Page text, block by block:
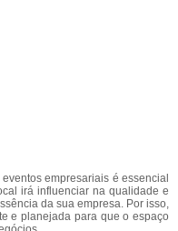
empresariais é essencial
irá influenciar na qualidade e
da sua empresa. Por isso,
e planejada para que o espaço